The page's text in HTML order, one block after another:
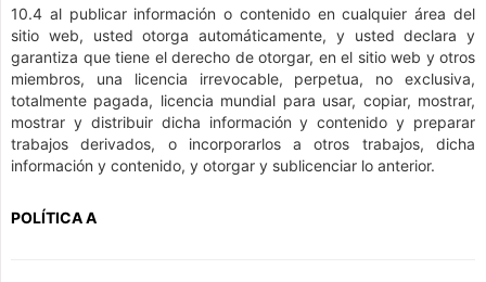
10.4 al publicar información o contenido en cualquier área del
sitio web, usted otorga automáticamente, y usted declara y
garantiza que tiene el derecho de otorgar, en el sitio web y otros
miembros, una licencia irrevocable, perpetua, no exclusiva,
totalmente pagada, licencia mundial para usar, copiar, mostrar,
mostrar y distribuir dicha información y contenido y preparar
trabajos derivados, o incorporarlos a otros trabajos, dicha
información y contenido, y otorgar y sublicenciar lo anterior.
POLÍTICA A